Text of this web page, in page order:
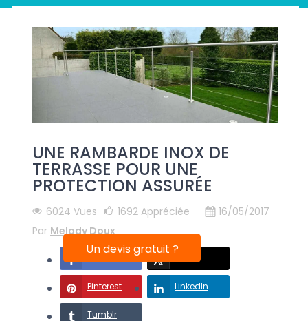
Un devis gratuit ?
UNE RAMBARDE INOX DE
TERRASSE POUR UNE
PROTECTION ASSURÉE
6024 Vues 1692 Appréciée
16/05/2017
Par Melody Doux
Pinterest LinkedIn
Tumblr